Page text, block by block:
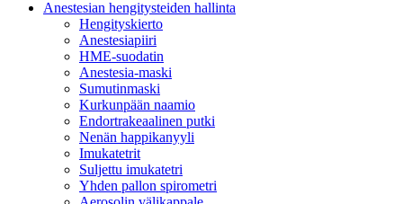
Anestesian hengitysteiden hallinta
Hengityskierto
Anestesiapiiri
HME-suodatin
Anestesia-maski
Sumutinmaski
Kurkunpään naamio
Endortrakeaalinen putki
Nenän happikanyyli
Imukatetrit
Suljettu imukatetri
Yhden pallon spirometri